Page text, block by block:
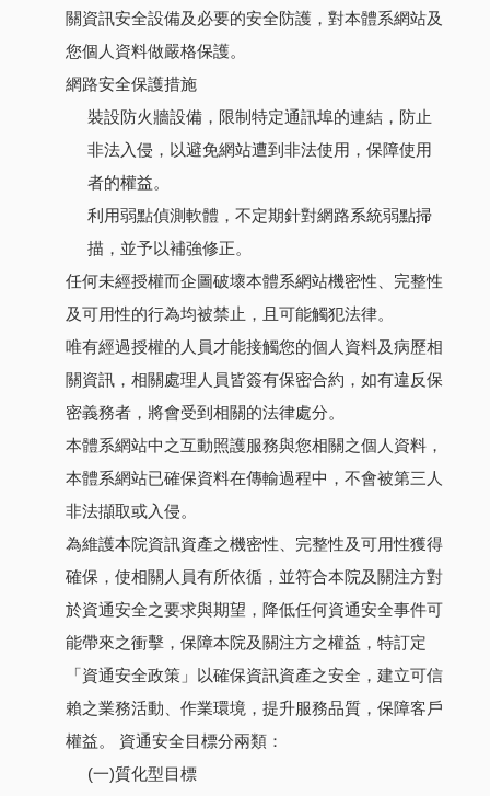
關資訊安全設備及必要的安全防護，對本體系網站及
您個人資料做嚴格保護。
網路安全保護措施
裝設防火牆設備，限制特定通訊埠的連結，防止
非法入侵，以避免網站遭到非法使用，保障使用
者的權益。
利用弱點偵測軟體，不定期針對網路系統弱點掃
描，並予以補強修正。
任何未經授權而企圖破壞本體系網站機密性、完整性
及可用性的行為均被禁止，且可能觸犯法律。
唯有經過授權的人員才能接觸您的個人資料及病歷相
關資訊，相關處理人員皆簽有保密合約，如有違反保
密義務者，將會受到相關的法律處分。
本體系網站中之互動照護服務與您相關之個人資料，
本體系網站已確保資料在傳輸過程中，不會被第三人
非法擷取或入侵。
為維護本院資訊資產之機密性、完整性及可用性獲得
確保，使相關人員有所依循，並符合本院及關注方對
於資通安全之要求與期望，降低任何資通安全事件可
能帶來之衝擊，保障本院及關注方之權益，特訂定
「資通安全政策」以確保資訊資產之安全，建立可信
賴之業務活動、作業環境，提升服務品質，保障客戶
權益。 資通安全目標分兩類：
(一)質化型目標